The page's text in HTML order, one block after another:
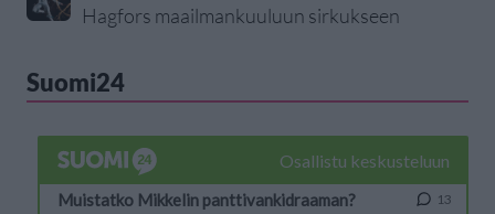
Hagfors maailmankuuluun sirkukseen
Suomi24